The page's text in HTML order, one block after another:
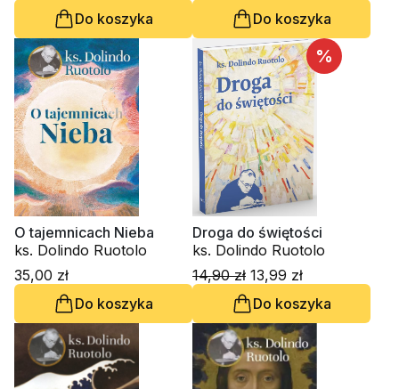
Do koszyka
Do koszyka
O tajemnicach Nieba
ks. Dolindo Ruotolo
35,00 zł
Do koszyka
%
Droga do świętości
ks. Dolindo Ruotolo
14,90 zł 13,99 zł
Do koszyka